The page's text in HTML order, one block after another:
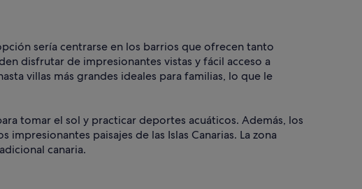
sería centrarse en los barrios que ofrecen tanto
disfrutar de impresionantes vistas y fácil acceso a
villas más grandes ideales para familias, lo que le
tomar el sol y practicar deportes acuáticos. Además, los
paisajes de las Islas Canarias. La zona
canaria.